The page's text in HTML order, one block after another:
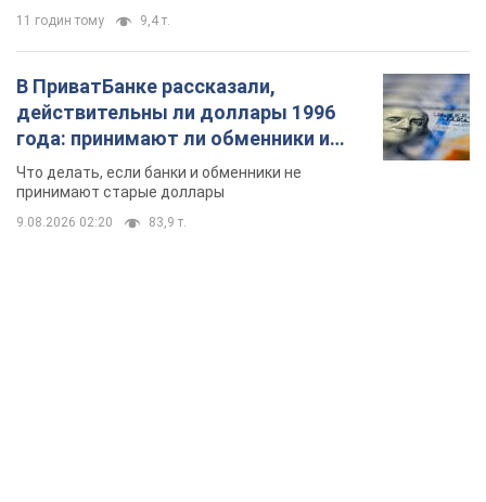
11 годин тому 9,4 т.
В ПриватБанке рассказали,
действительны ли доллары 1996
года: принимают ли обменники и
банки такие купюры
Что делать, если банки и обменники не
принимают старые доллары
9.08.2026 02:20 83,9 т.